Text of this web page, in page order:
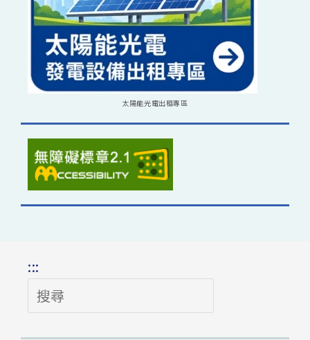
太陽能光電出租專區
:::
搜
尋